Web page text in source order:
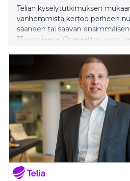
Telian kyselytutkimuksen
vanhemmista kertoo perheen
saaneen tai saavan
13-vuotiaana. Operaattori
näin valitsee jo lähes puolet